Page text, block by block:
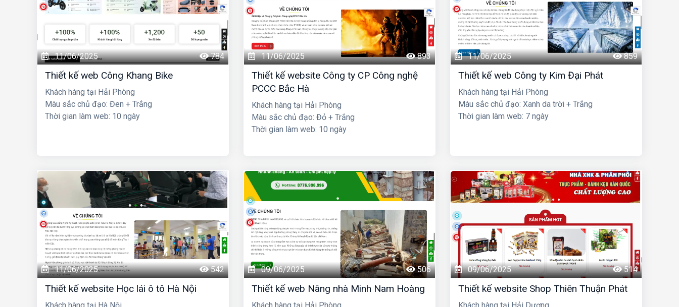
11/06/2025 784
Thiết kế web Công Khang Bike
Khách hàng tại Hải Phòng
Màu sắc chủ đạo: Đen + Trắng
Thời gian làm web: 10 ngày
11/06/2025 893
Thiết kế website Công ty CP Công nghệ
PCCC Bắc Hà
Khách hàng tại Hải Phòng
Màu sắc chủ đạo: Đỏ + Trắng
Thời gian làm web: 10 ngày
11/06/2025 859
Thiết kế web Công ty Kim Đại Phát
Khách hàng tại Hải Phòng
Màu sắc chủ đạo: Xanh da trời + Trắng
Thời gian làm web: 7 ngày
11/06/2025 542
Thiết kế website Học lái ô tô Hà Nội
09/06/2025 506
Thiết kế web Nâng nhà Minh Nam Hoàng
09/06/2025 514
Thiết kế website Shop Thiên Thuận Phát